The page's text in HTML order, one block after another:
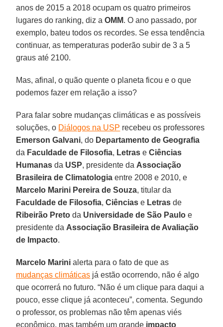
anos de 2015 a 2018 ocupam os quatro primeiros
lugares do ranking, diz aOMM. O ano passado, por
exemplo, bateu todos os recordes. Se essa tendência
continuar, as temperaturas poderão subir de 3 a 5
graus até 2100.
Mas, afinal, o quão quente o planeta ficou e o que
podemos fazer em relação a isso?
Para falar sobre mudanças climáticas e as possíveis
soluções, o Diálogos na USP recebeu os professores
Emerson Galvani, do Departamento de Geografia
da Faculdade de Filosofia, Letrase Ciências
Humanasda USP, presidente da Associação
Brasileira de Climatologia entre 2008 e 2010, e
Marcelo Marini Pereira de Souza, titular da
Faculdade de Filosofia, Ciênciase Letras de
Ribeirão Preto da Universidade de São Paulo e
presidente da Associação Brasileira de Avaliação
de Impacto.
Marcelo Marini alerta para o fato de que as
mudanças climáticas já estão ocorrendo, não é algo
que ocorrerá no futuro. “Não é um clique para daqui a
pouco, esse clique já aconteceu”, comenta. Segundo
o professor, os problemas não têm apenas viés
econômico, mas também um grande impacto